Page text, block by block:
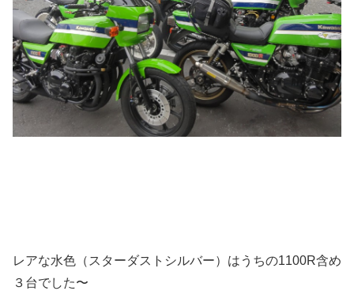
レアな水色（スターダストシルバー）はうちの1100R含め
３台でした〜